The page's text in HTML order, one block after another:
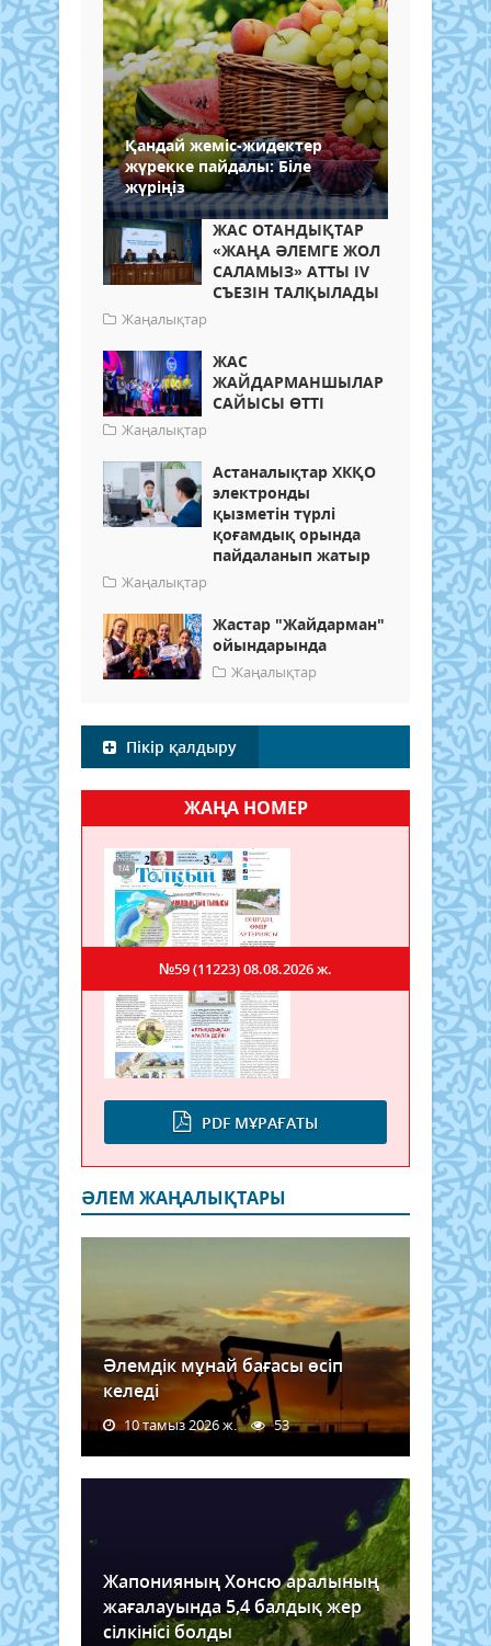
Қандай жеміс-жидектер
жүрекке пайдалы: Біле
жүріңіз
ЖАС ОТАНДЫҚТАР
«ЖАҢА ӘЛЕМГЕ ЖОЛ
САЛАМЫЗ» АТТЫ IV
СЪЕЗІН ТАЛҚЫЛАДЫ
Жаңалықтар
ЖАС
ЖАЙДАРМАНШЫЛАР
САЙЫСЫ ӨТТІ
Жаңалықтар
Астаналықтар ХКҚО
электронды
қызметін түрлі
қоғамдық орында
пайдаланып жатыр
Жаңалықтар
Жастар "Жайдарман"
ойындарында
Жаңалықтар
Пікір қалдыру
ЖАҢА НОМЕР
PDF МҰРАҒАТЫ
№59 (11223)08.08.2026 ж.
ӘЛЕМ ЖАҢАЛЫҚТАРЫ
Әлемдік мұнай бағасы өсіп
келеді
10 тамыз 2026 ж. 53
Жапонияның Хонсю аралының
жағалауында 5,4 балдық жер
сілкінісі болды